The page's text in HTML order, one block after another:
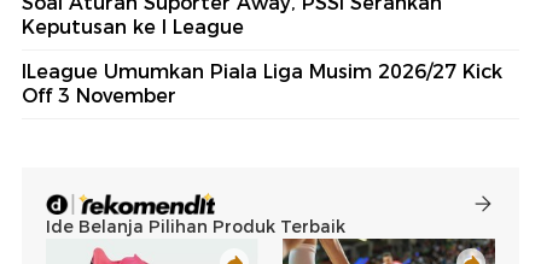
Keputusan ke I League
ILeague Umumkan Piala Liga Musim 2026/27 Kick
Off 3 November